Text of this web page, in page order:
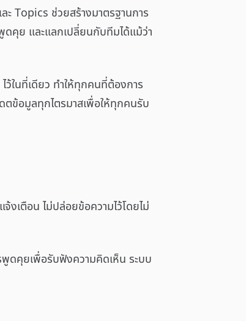
Topics ช่วยสร้างมาตรฐานการ
ดคุย และแลกเปลี่ยนกับทีมได้แม้ว่า
ในที่เดียว ทำให้ทุกคนที่ต้องการ
ตข้อมูลทุกไตรมาสเพื่อให้ทุกคนรับ
งเตือน ไม่ปล่อยข้อความไว้โดยไม่
ดคุยเพื่อรับฟังความคิดเห็น ระบบ